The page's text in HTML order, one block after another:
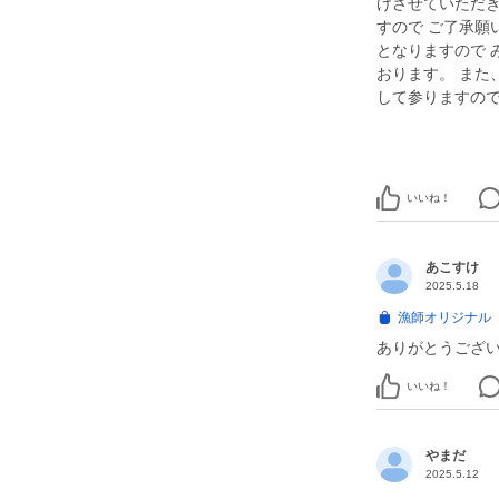
すので ご了承願
となりますので
おります。 また
して参りますの
いいね！
あこすけ
2025.5.18
漁師オリジナル
ありがとうござ
いいね！
やまだ
2025.5.12